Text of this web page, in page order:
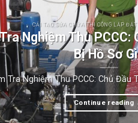
CẢI TẠO SỬA CHỮA THI CÔNG LẮP
Nghiệm Thu
Bị Hồ Sơ
Tra Nghiệm Thu PCCC: Chủ Đầu
Continue reading